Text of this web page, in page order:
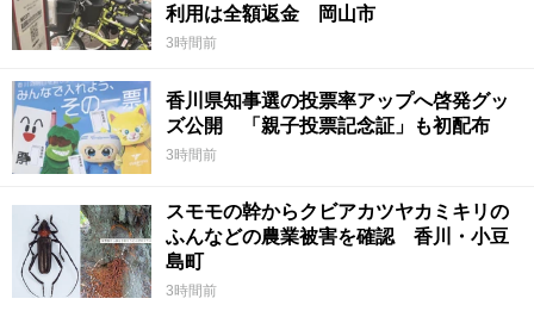
利用は全額返金 岡山市
3時間前
香川県知事選の投票率アップへ啓発グッ
ズ公開 「親子投票記念証」も初配布
3時間前
スモモの幹からクビアカツヤカミキリの
ふんなどの農業被害を確認 香川・小豆
島町
3時間前